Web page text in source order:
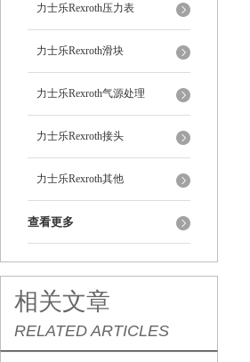
力士乐Rexroth压力表
力士乐Rexroth滑块
力士乐Rexroth气源处理
力士乐Rexroth接头
力士乐Rexroth其他
查看更多
相关文章
RELATED ARTICLES